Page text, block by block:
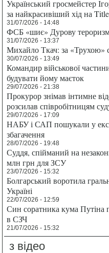
Український гросмейстер
за найкрасивіший хід на
31/07/2026 - 14:48
ФСБ «шиє» Дурову
31/07/2026 - 13:37
Михайло Ткач: за «Трухою»
30/07/2026 - 13:49
Командир військової
будувати йому маєток
29/07/2026 - 21:38
Прокурор знімав інтимне
розсилав співробітницям
29/07/2026 - 17:09
НАБУ і САП пошукали у
збагачення
28/07/2026 - 19:48
Суддя, спійманий на
млн грн для ЗСУ
23/07/2026 - 15:32
Болгарський воротила
Україні
22/07/2026 - 12:59
Син соратника кума Путіна
в СЗЧ
21/07/2026 - 15:32
з відео